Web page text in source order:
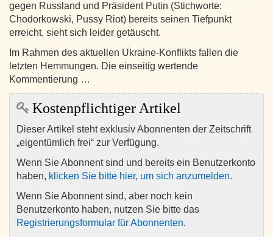
gegen Russland und Präsident Putin (Stichworte:
Chodorkowski, Pussy Riot) bereits seinen Tiefpunkt
erreicht, sieht sich leider getäuscht.
Im Rahmen des aktuellen Ukraine-Konflikts fallen die
letzten Hemmungen. Die einseitig wertende
Kommentierung …
Kostenpflichtiger Artikel
Dieser Artikel steht exklusiv Abonnenten der Zeitschrift
„eigentümlich frei“ zur Verfügung.
Wenn Sie Abonnent sind und bereits ein Benutzerkonto
haben, klicken Sie bitte hier, um sich anzumelden.
Wenn Sie Abonnent sind, aber noch kein
Benutzerkonto haben, nutzen Sie bitte das
Registrierungsformular für Abonnenten.